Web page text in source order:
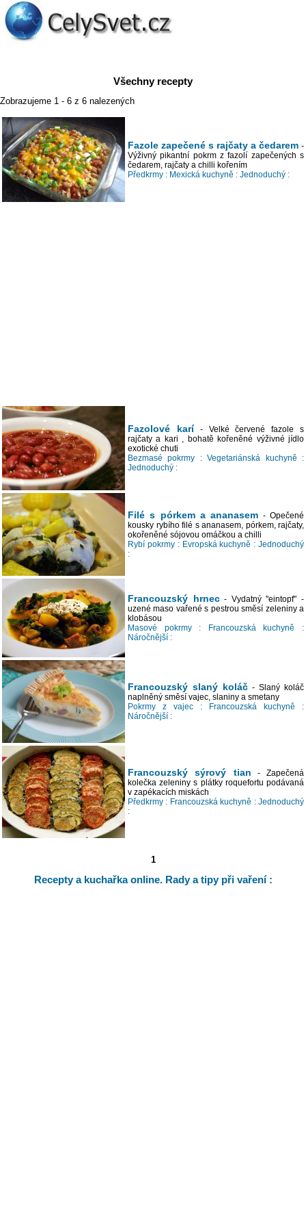
Všechny recepty
Zobrazujeme 1 - 6 z 6 nalezených
Fazole zapečené s rajčaty a čedarem -
Výživný pikantní pokrm z fazolí zapečených s
čedarem, rajčaty a chilli kořením
Předkrmy : Mexická kuchyně : Jednoduchý :
Fazolové karí - Velké červené fazole s
rajčaty a kari , bohatě kořeněné výživné jídlo
exotické chuti
Bezmasé pokrmy : Vegetariánská kuchyně :
Jednoduchý :
Filé s pórkem a ananasem - Opečené
kousky rybího filé s ananasem, pórkem, rajčaty,
okořeněné sójovou omáčkou a chilli
Rybí pokrmy : Evropská kuchyně : Jednoduchý
:
Francouzský hrnec- Vydatný "eintopf" -
uzené maso vařené s pestrou směsí zeleniny a
klobásou
Masové pokrmy :
Francouzská kuchyně :
Náročnější :
Francouzský slaný koláč - Slaný koláč
naplněný směsí vajec, slaniny a smetany
Pokrmy z vajec :
Francouzská kuchyně :
Náročnější :
Francouzský sýrový tian - Zapečená
kolečka zeleniny s plátky roquefortu podávaná
v zapékacích miskách
Předkrmy : Francouzská kuchyně : Jednoduchý
:
1
Recepty a kuchařka online. Rady a tipy při vaření :